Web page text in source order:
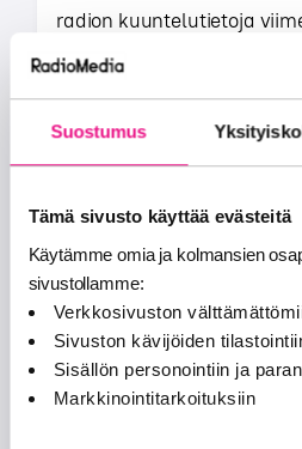
Suostumus
Tämä sivusto käyttää evästeitä
Käytämme omia ja kolmansien
sivustollamme:
Verkkosivuston
Sivuston kävijöiden
Sisällön personointiin ja
Markkinointitarkoituksiin
radion kuuntelutietoja
paljasti asiantuntijoiden ja
RADIOMAINONTA 15.2.2024
Radiovuosi 2023
Radio tavoittaa valtaosan